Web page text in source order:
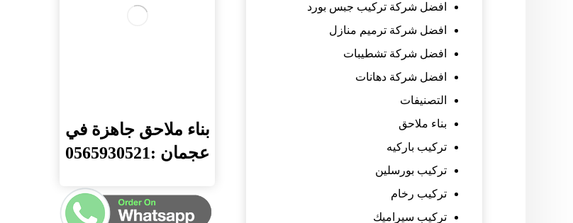
بناء ملاحق جاهزة في
عجمان :0565930521
افضل شركة تركيب جبس بورد
افضل شركة ترميم منازل
افضل شركة تشطيبات
افضل شركة دهانات
التصنيفات
بناء ملاحق
تركيب باركيه
تركيب بورسلين
تركيب رخام
تركيب سيراميك